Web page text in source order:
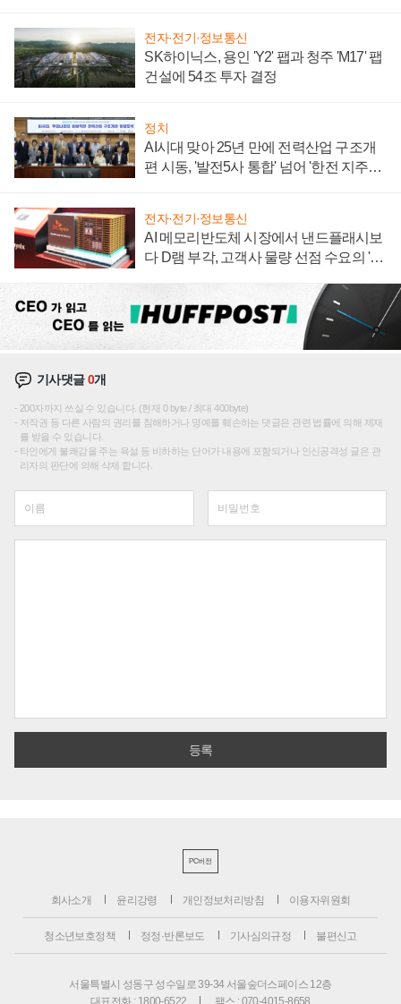
전자·전기·정보통신
SK하이닉스, 용인 'Y2' 팹과 청주 'M17' 팹
건설에 54조 투자 결정
정치
AI시대 맞아 25년 만에 전력산업 구조개
편 시동, '발전5사 통합' 넘어 '한전 지주사'
전자·전기·정보통신
AI 메모리반도체 시장에서 낸드플래시보
다 D램 부각, 고객사 물량 선점 수요의 '우
기사댓글0개
200자까지 쓰실 수 있습니다. (현재 0 byte / 최대 400byte)
저작권 등 다른 사람의 권리를 침해하거나 명예를 훼손하는 댓글은 관련 법률에 의해 제재
를 받을 수 있습니다.
타인에게 불쾌감을 주는 욕설 등 비하하는 단어가 내용에 포함되거나 인신공격성 글은 관
리자의 판단에 의해 삭제 합니다.
PC버전
회사소개 윤리강령 개인정보처리방침 이용자위원회
청소년보호정책 정정·반론보도 기사심의규정 불편신고
서울특별시 성동구 성수일로 39-34 서울숲더스페이스 12층